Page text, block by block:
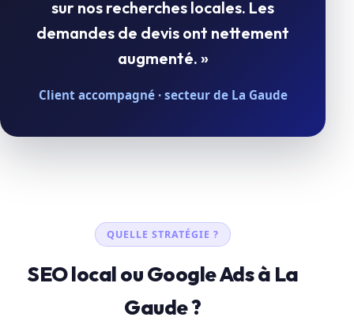
sur nos recherches locales. Les
demandes de devis ont nettement
augmenté. »
Client accompagné · secteur de La Gaude
QUELLE STRATÉGIE ?
SEO local ou Google Ads à La
Gaude ?